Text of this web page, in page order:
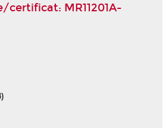
certificat: MR11201A-